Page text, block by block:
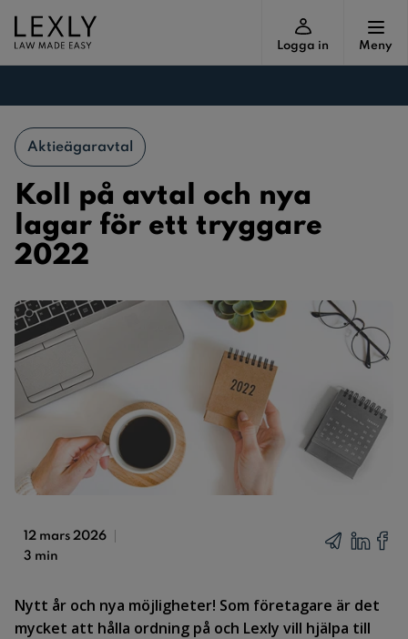
Logga in Meny
Aktieägaravtal
Koll på avtal och nya
lagar för ett tryggare
2022
12 mars 2026
3 min
Nytt år och nya möjligheter! Som företagare är det
mycket att hålla ordning på och Lexly vill hjälpa till